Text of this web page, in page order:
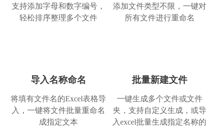
支持添加字母和数字编号，
轻松排序整理多个文件
添加文件类型不限，一键对
所有文件进行重命名
导入名称命名
将填有文件名的Excel表格导
入，一键将文件批量重命名
成指定文本
批量新建文件
一键生成多个文件或文件
夹，支持自定义生成，或导
入excel批量生成指定名称的
系统类工具用得还是挺少的，但这个真心不
错，深得我心。换电脑了，我还是会继续使用